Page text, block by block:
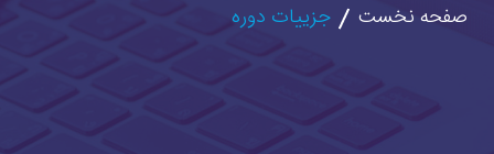
صفحه نخست جزییات دوره